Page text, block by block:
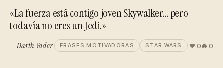
«La fuerza está contigo joven Skywalker... pero
todavía no eres un Jedi.»
— Darth Vader FRASES MOTIVADORAS STAR WARS 0 0